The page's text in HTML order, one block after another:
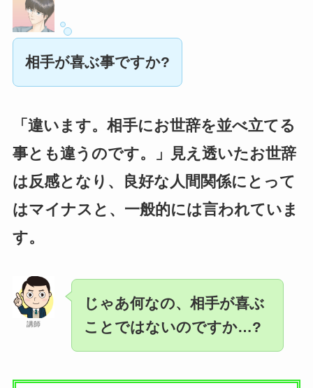
相手が喜ぶ事ですか?
「違います。相手にお世辞を並べ立てる
事とも違うのです。」見え透いたお世辞
は反感となり、良好な人間関係にとって
はマイナスと、一般的には言われていま
す。
講師
じゃあ何なの、相手が喜ぶ
ことではないのですか…?